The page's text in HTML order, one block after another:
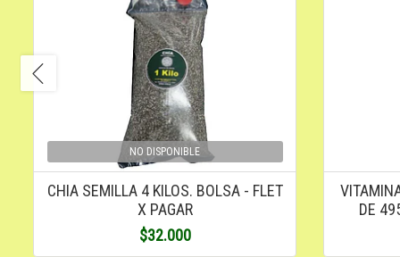
NO DISPONIBLE
CHIA SEMILLA 4 KILOS. BOLSA - FLET
X PAGAR
$32.000
DE